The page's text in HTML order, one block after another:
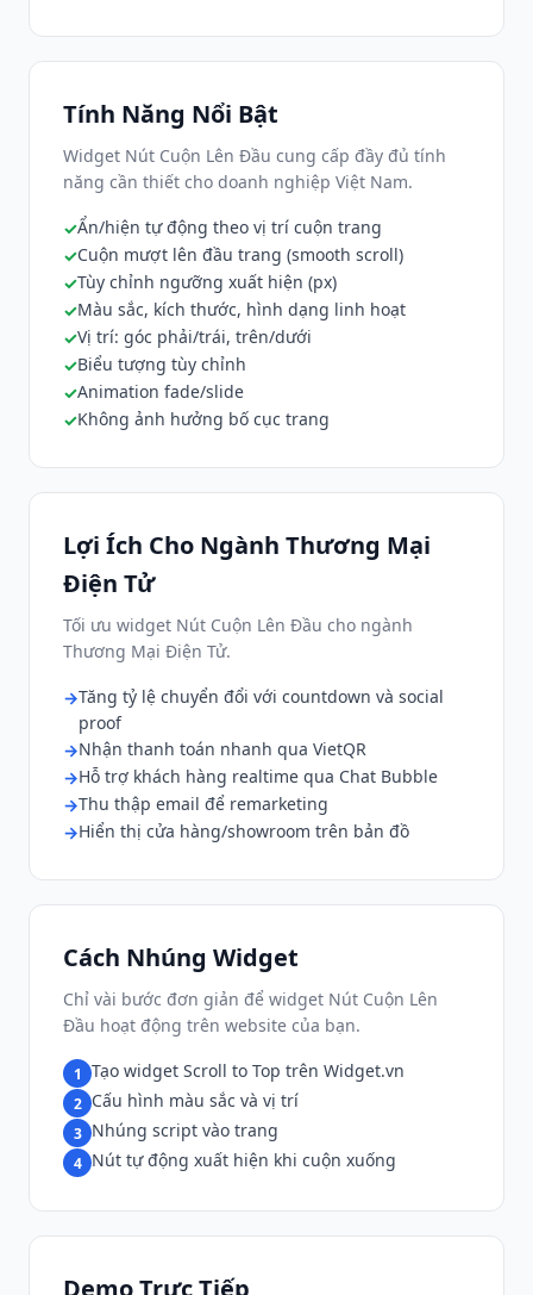
Tính Năng Nổi Bật
Widget Nút Cuộn Lên Đầu cung cấp đầy đủ tính
năng cần thiết cho doanh nghiệp Việt Nam.
Ẩn/hiện tự động theo vị trí cuộn trang
Cuộn mượt lên đầu trang (smooth scroll)
Tùy chỉnh ngưỡng xuất hiện (px)
Màu sắc, kích thước, hình dạng linh hoạt
Vị trí: góc phải/trái, trên/dưới
Biểu tượng tùy chỉnh
Animation fade/slide
Không ảnh hưởng bố cục trang
Lợi Ích Cho Ngành Thương Mại
Điện Tử
Tối ưu widget Nút Cuộn Lên Đầu cho ngành
Thương Mại Điện Tử.
Tăng tỷ lệ chuyển đổi với countdown và social
proof
Nhận thanh toán nhanh qua VietQR
Hỗ trợ khách hàng realtime qua Chat Bubble
Thu thập email để remarketing
Hiển thị cửa hàng/showroom trên bản đồ
Cách Nhúng Widget
Chỉ vài bước đơn giản để widget Nút Cuộn Lên
Đầu hoạt động trên website của bạn.
1 Tạo widget Scroll to Top trên Widget.vn
2 Cấu hình màu sắc và vị trí
3 Nhúng script vào trang
4 Nút tự động xuất hiện khi cuộn xuống
Demo Trực Tiếp